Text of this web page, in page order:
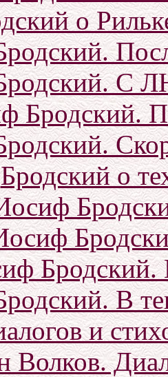
о
С
Бродский.
Бродский о
Бродский.
В
и
Волков.